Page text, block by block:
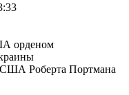
США Роберта Портмана